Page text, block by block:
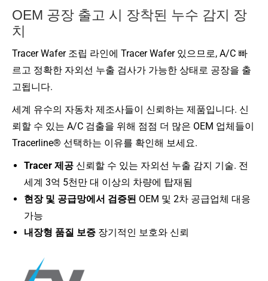
OEM 공장 출고 시 장착된 누수 감지 장
치
Tracer Wafer 조립 라인에 Tracer Wafer 있으므로, A/C 빠
르고 정확한 자외선 누출 검사가 가능한 상태로 공장을 출
고됩니다.
세계 유수의 자동차 제조사들이 신뢰하는 제품입니다. 신
뢰할 수 있는 A/C 검출을 위해 점점 더 많은 OEM 업체들이
Tracerline® 선택하는 이유를 확인해 보세요.
Tracer 제공 신뢰할 수 있는 자외선 누출 감지 기술. 전
세계 3억 5천만 대 이상의 차량에 탑재됨
현장 및 공급망에서 검증된 OEM 및 2차 공급업체 대응
가능
내장형 품질 보증 장기적인 보호와 신뢰